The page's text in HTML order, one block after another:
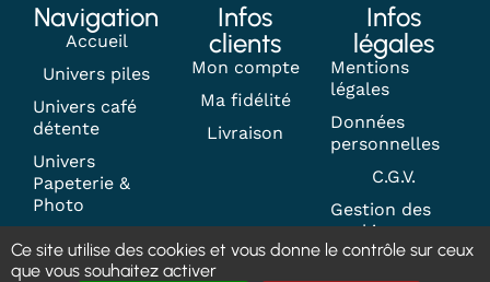
Navigation
Accueil
Univers piles
Univers café
détente
Univers
Papeterie &
Photo
Contact
Infos
clients
Mon compte
Ma fidélité
Livraison
Infos
légales
Mentions
légales
Données
personnelles
C.G.V.
Gestion des
cookies
Ce site utilise des cookies et vous donne le contrôle sur ceux
que vous souhaitez activer